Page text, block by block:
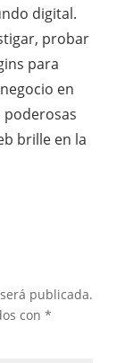
digital.
probar
para
en
poderosas
brille en la
publicada.
con *